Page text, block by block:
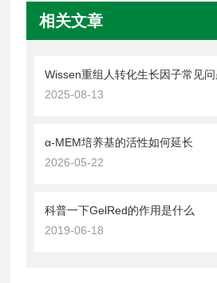
相关文章
2025-08-13
α-MEM培养基的活性如何延长
2026-05-22
科普一下GelRed的作用是什么
2019-06-18